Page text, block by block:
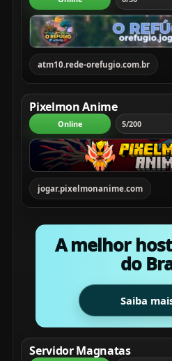
atm10.rede-orefugio.com.br
jogar.pixelmonanime.com
Pixelmon Anime
Online 5/200
A melhor
do
Saiba
Servidor Magnatas